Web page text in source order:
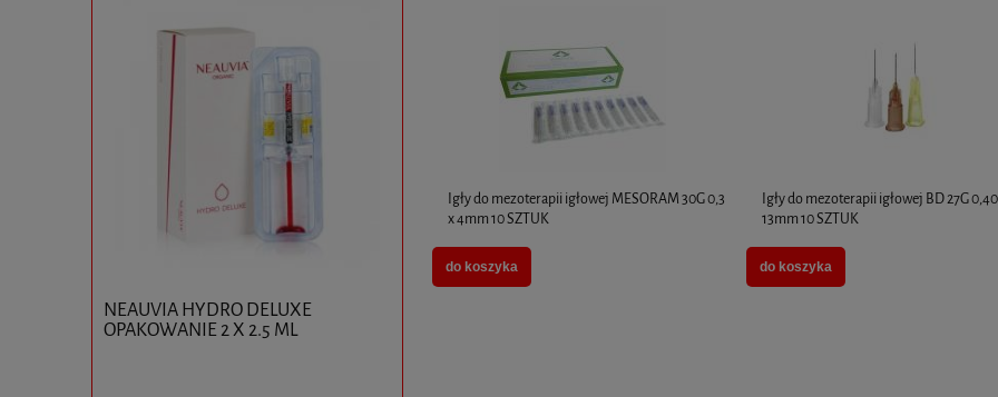
NEAUVIA HYDRO DELUXE
OPAKOWANIE 2 X 2.5 ML
Igły do mezoterapii igłowej MESORAM 30G 0,3
x 4mm 10 SZTUK
do koszyka
Igły do mezoterapii igłowej BD 27G
13mm 10 SZTUK
do koszyka